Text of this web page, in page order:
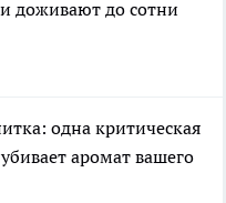
доживают до сотни
одна критическая
аромат вашего